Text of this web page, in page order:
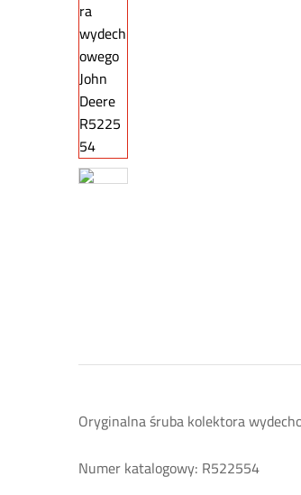
Oryginalna śruba kolektora
Numer katalogowy: R522554